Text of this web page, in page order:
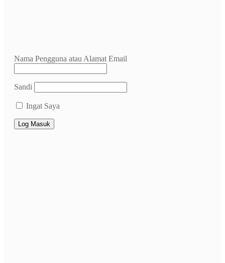
Nama Pengguna atau Alamat Email
Sandi
Ingat Saya